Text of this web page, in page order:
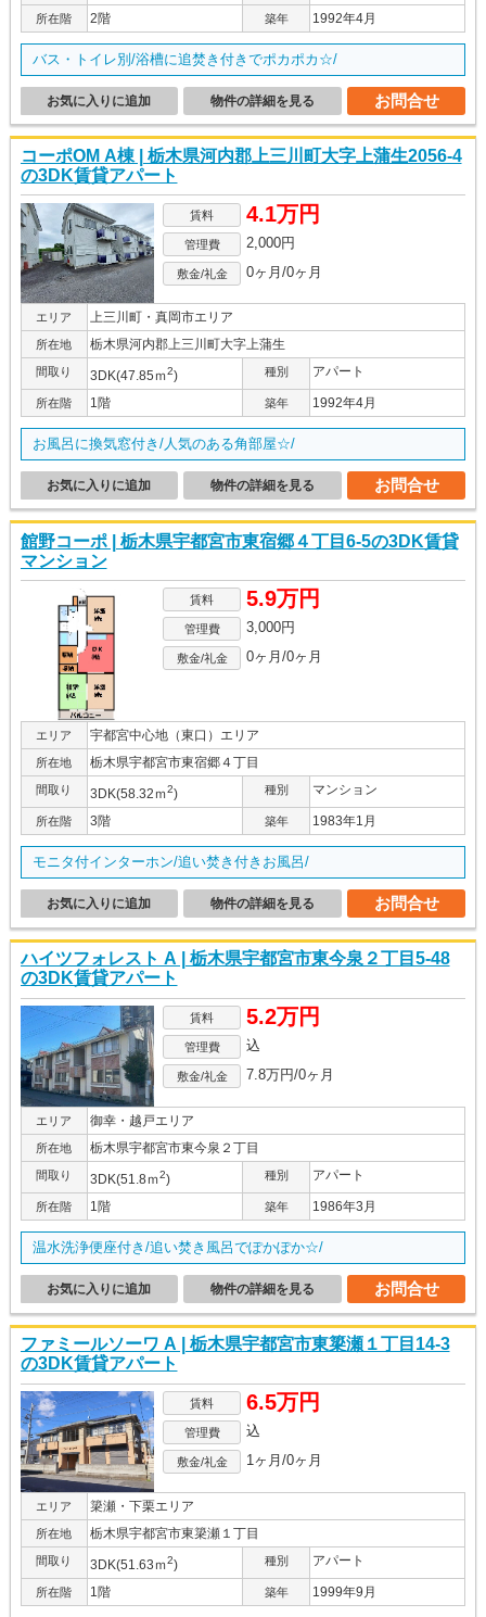
所在階 2階 築年 1992年4月
バス・トイレ別/浴槽に追焚き付きでポカポカ☆/
お問合せ
物件の詳細を見る
お気に入りに追加
コーポOM A棟 | 栃木県河内郡上三川町大字上蒲生2056-4
の3DK賃貸アパート
賃料 4.1万円
管理費 2,000円
敷金/礼金 0ヶ月/0ヶ月
エリア 上三川町・真岡市エリア
所在地 栃木県河内郡上三川町大字上蒲生
間取り 3DK(47.85ｍ2) 種別 アパート
所在階 1階 築年 1992年4月
お風呂に換気窓付き/人気のある角部屋☆/
お問合せ
物件の詳細を見る
お気に入りに追加
館野コーポ | 栃木県宇都宮市東宿郷４丁目6-5の3DK賃貸
マンション
賃料 5.9万円
管理費 3,000円
敷金/礼金 0ヶ月/0ヶ月
エリア 宇都宮中心地（東口）エリア
所在地 栃木県宇都宮市東宿郷４丁目
間取り 3DK(58.32ｍ2) 種別 マンション
所在階 3階 築年 1983年1月
モニタ付インターホン/追い焚き付きお風呂/
お問合せ
物件の詳細を見る
お気に入りに追加
ハイツフォレスト A | 栃木県宇都宮市東今泉２丁目5-48
の3DK賃貸アパート
賃料 5.2万円
管理費 込
敷金/礼金 7.8万円/0ヶ月
エリア 御幸・越戸エリア
所在地 栃木県宇都宮市東今泉２丁目
間取り 3DK(51.8ｍ2) 種別 アパート
所在階 1階 築年 1986年3月
温水洗浄便座付き/追い焚き風呂でぽかぽか☆/
お問合せ
物件の詳細を見る
お気に入りに追加
ファミールソーワ A | 栃木県宇都宮市東簗瀬１丁目14-3
の3DK賃貸アパート
賃料 6.5万円
管理費 込
敷金/礼金 1ヶ月/0ヶ月
エリア 簗瀬・下栗エリア
所在地 栃木県宇都宮市東簗瀬１丁目
間取り 3DK(51.63ｍ2) 種別 アパート
所在階 1階 築年 1999年9月